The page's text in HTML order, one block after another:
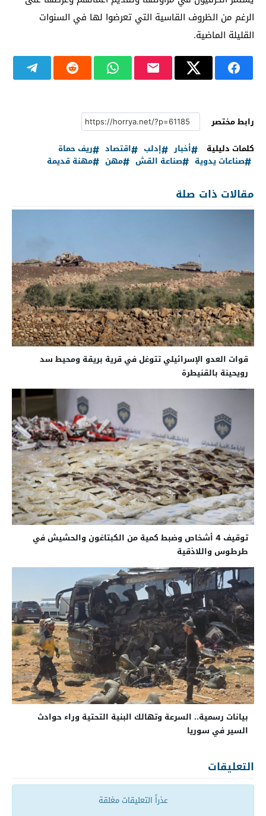
الرغم من الظروف القاسية التي تعرضوا لها في السنوات
القليلة الماضية.
رابط مختصر
كلمات دليلية
أخبار إدلب اقتصاد
ريف حماة
صناعات يدوية
صناعة القش مهن مهنة قديمة
مقالات ذات صلة
قوات العدو الإسرائيلي تتوغل في قرية بريقة ومحيط سد
رويحينة بالقنيطرة
توقيف 4 أشخاص وضبط كمية من الكبتاغون والحشيش في
طرطوس واللاذقية
بيانات رسمية.. السرعة وتهالك البنية التحتية وراء حوادث
السير في سوريا
التعليقات
عذراً التعليقات مغلقة